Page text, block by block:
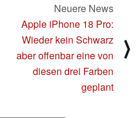
Neuere News
Apple iPhone 18 Pro:
Wieder kein Schwarz
aber offenbar eine von
diesen drei Farben
geplant
⟩